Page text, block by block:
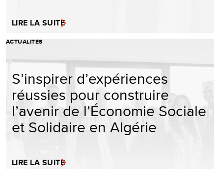
LIRE LA SUITE
ACTUALITÉS
S’inspirer d’expériences
réussies pour construire
l’avenir de l’Économie Sociale
et Solidaire en Algérie
LIRE LA SUITE